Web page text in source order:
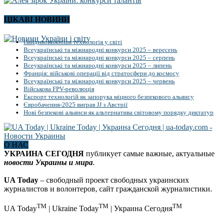
ЦІКАВІ НОВИНИ
Найдивовижніша технологія у світі
Всеукраїнські та міжнародні конкурси 2025 – вересень
Всеукраїнські та міжнародні конкурси 2025 – серпень
Всеукраїнські та міжнародні конкурси 2025 – липень
Франція: військові операції від стратосфери до космосу
Всеукраїнські та міжнародні конкурси 2025 – червень
Військова FPV-революція
Експорт технологій як запорука міцного безпекового альянсу
Євробачення-2025 виграв JJ з Австрії
Нові безпекові альянси як альтернатива світовому порядку диктатур
О НАС
УКРАИНА СЕГОДНЯ публикует самые важные, актуальные
новости Украины и мира.
UA Today – свободный проект свободных украинских
журналистов и волонтеров, сайт гражданской журналистики.
UA TodayTM | Ukraine TodayTM | Украина СегодняTM